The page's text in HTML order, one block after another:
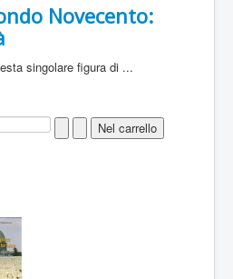
Novecento:
singolare figura di ...